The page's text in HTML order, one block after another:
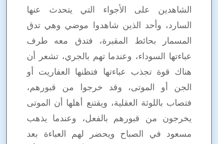
الشاهدين على الأجواء التي يتحدث عنها
السارد، وأحد الذين شاهدوا موضي وهي تدق
المسمار بحائط المقبرة، فتدق معه طرف
عباءتها السوداء، وعندما تهم بالجري، تشعر أن
هناك قوة تجذب عباءتها فتظنها العفاريت أو
الجن أو الموتى، وقد خرجوا من قبورهم،
فتصاب باللوثة العقلية، ويقتنع أهلها أن الموتى
يخرجون من قبورهم بالفعل، وعندما يذهب
مسعود في الصباح ويحضر لهم العباءة بعد